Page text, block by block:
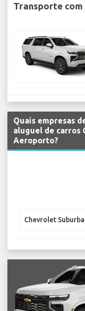
Transporte com
Quais empresas
aluguel de carros
Aeroporto?
Chevrolet